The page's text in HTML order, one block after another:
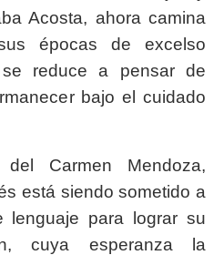
Acosta, ahora camina
épocas de excelso
reduce a pensar de
bajo el cuidado
Carmen Mendoza,
está siendo sometido a
lenguaje para lograr su
cuya esperanza la